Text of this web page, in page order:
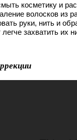
косметику и
волосков из
руки, нить и
легче захватить их